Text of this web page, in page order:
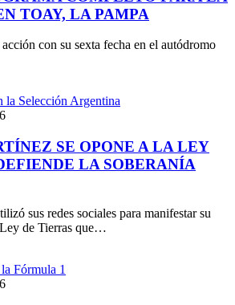
TOAY, LA PAMPA
con su sexta fecha en el autódromo
SE OPONE A LA LEY
LA SOBERANÍA
sus redes sociales para manifestar su
de Tierras que…